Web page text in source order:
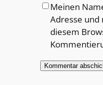
Meinen
Adresse und
diesem